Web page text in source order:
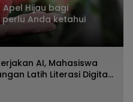
Hijau bagi
Anda ketahui
AI, Mahasiswa
Latih Literasi Digital